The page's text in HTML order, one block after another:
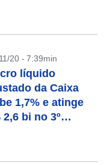
20 - 7:39min
líquido
da Caixa
1,7% e atinge
2,6 bi no 3º